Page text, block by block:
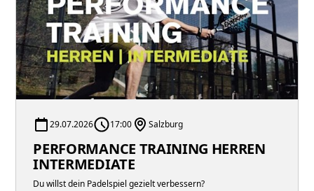
29.07.2026 17:00 Salzburg
PERFORMANCE TRAINING HERREN
INTERMEDIATE
Du willst dein Padelspiel gezielt verbessern?